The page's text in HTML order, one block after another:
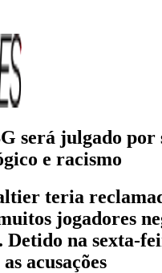
será julgado por
e racismo
teria
jogadores
na sexta-
acusações